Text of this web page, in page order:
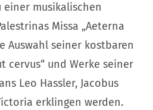
einer musikalischen
Missa „Aeterna
Auswahl seiner kostbaren
cervus“ und Werke seiner
Leo Hassler, Jacobus
erklingen werden.